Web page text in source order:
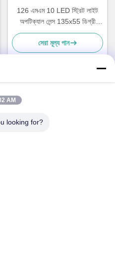
126 এমএম 10 LED স্ট্রিট লাইট
অপটিক্যাল লেন্স 135x55 ডিগ্রী
টাইপই-এম 10/20 ওয়াট
সেরা মূল্য পান
AM
looking for?